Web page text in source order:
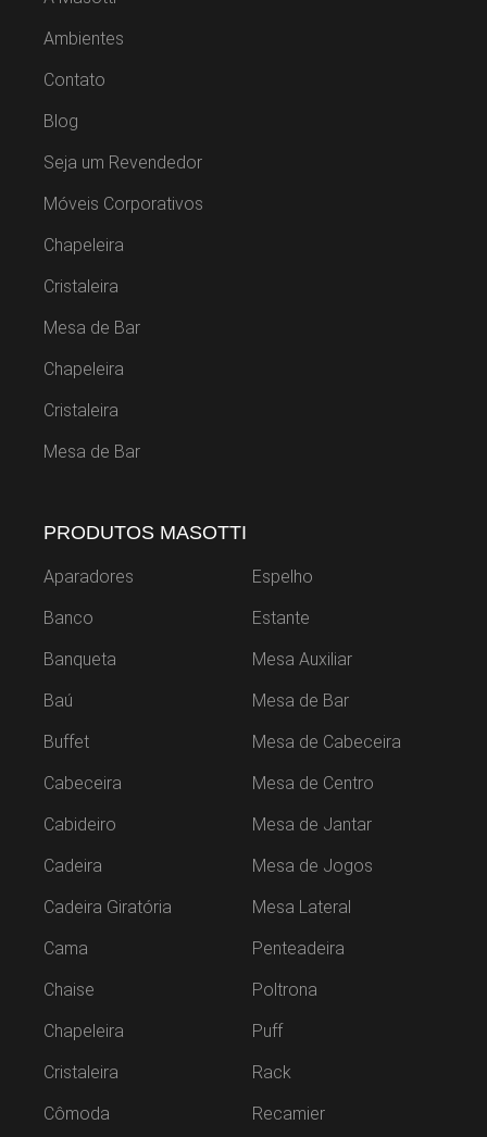
Ambientes
Contato
Blog
Seja um Revendedor
Móveis Corporativos
Chapeleira
Cristaleira
Mesa de Bar
Chapeleira
Cristaleira
Mesa de Bar
PRODUTOS MASOTTI
Aparadores
Banco
Banqueta
Baú
Buffet
Cabeceira
Cabideiro
Cadeira
Cadeira Giratória
Cama
Chaise
Chapeleira
Cristaleira
Cômoda
Espelho
Estante
Mesa Auxiliar
Mesa de Bar
Mesa de Cabeceira
Mesa de Centro
Mesa de Jantar
Mesa de Jogos
Mesa Lateral
Penteadeira
Poltrona
Puff
Rack
Recamier